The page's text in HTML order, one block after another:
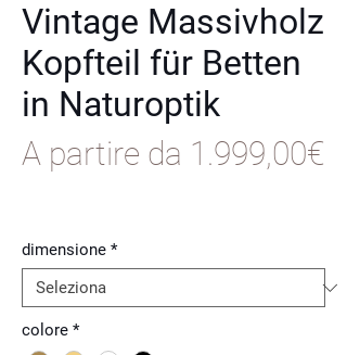
Vintage Massivholz
Kopfteil für Betten
in Naturoptik
A partire da 1.999,00€
scontato
dimensione *
colore *